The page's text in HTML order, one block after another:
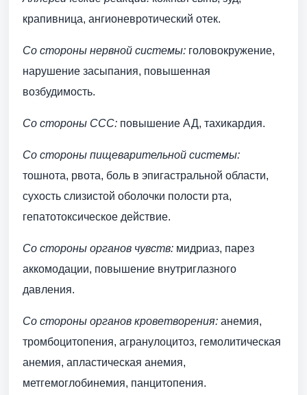
крапивница, ангионевротический отек.
Со стороны нервной системы: головокружение,
нарушение засыпания, повышенная
возбудимость.
Со стороны ССС: повышение АД, тахикардия.
Со стороны пищеварительной системы:
тошнота, рвота, боль в эпигастральной области,
сухость слизистой оболочки полости рта,
гепатотоксическое действие.
Со стороны органов чувств: мидриаз, парез
аккомодации, повышение внутриглазного
давления.
Со стороны органов кроветворения: анемия,
тромбоцитопения, агранулоцитоз, гемолитическая
анемия, апластическая анемия,
метгемоглобинемия, панцитопения.